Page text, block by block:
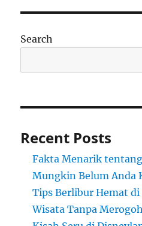
Search
Recent Posts
Fakta Menarik
Mungkin Belum Anda
Tips Berlibur Hemat
Wisata Tanpa